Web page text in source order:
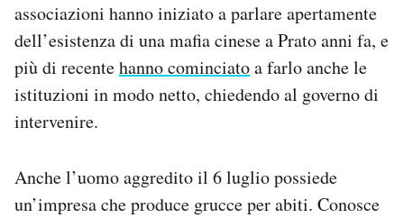
associazioni hanno iniziato a parlare apertamente
dell’esistenza di una mafia cinese a Prato anni fa, e
più di recentehanno cominciatoa farlo anche le
istituzioni in modo netto, chiedendo al governo di
intervenire.
Anche l’uomo aggredito il 6 luglio possiede
un’impresa che produce grucce per abiti. Conosce